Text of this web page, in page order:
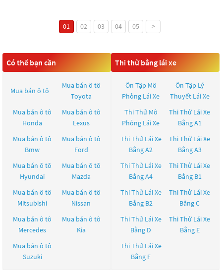
01 02 03 04 05 >
Có thể bạn cần
Mua bán ô tô
Mua bán ô tô
Toyota
Mua bán ô tô
Honda
Mua bán ô tô
Lexus
Mua bán ô tô
Bmw
Mua bán ô tô
Ford
Mua bán ô tô
Hyundai
Mua bán ô tô
Mazda
Mua bán ô tô
Mitsubishi
Mua bán ô tô
Nissan
Mua bán ô tô
Mercedes
Mua bán ô tô
Kia
Mua bán ô tô
Suzuki
Thi thử bằng lái xe
Ôn Tập Mô
Phỏng Lái Xe
Ôn Tập Lý
Thuyết Lái Xe
Thi Thử Mô
Phỏng Lái Xe
Thi Thử Lái Xe
Bằng A1
Thi Thử Lái Xe
Bằng A2
Thi Thử Lái Xe
Bằng A3
Thi Thử Lái Xe
Bằng A4
Thi Thử Lái Xe
Bằng B1
Thi Thử Lái Xe
Bằng B2
Thi Thử Lái Xe
Bằng C
Thi Thử Lái Xe
Bằng D
Thi Thử Lái Xe
Bằng E
Thi Thử Lái Xe
Bằng F